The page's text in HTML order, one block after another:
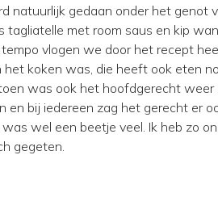
natuurlijk gedaan onder het genot
tagliatelle met room saus en kip
vlogen we door het recept
het koken was, die heeft ook eten
was ook het hoofdgerecht weer
en bij iedereen zag het gerecht er
wel een beetje veel. Ik heb zo
gegeten.